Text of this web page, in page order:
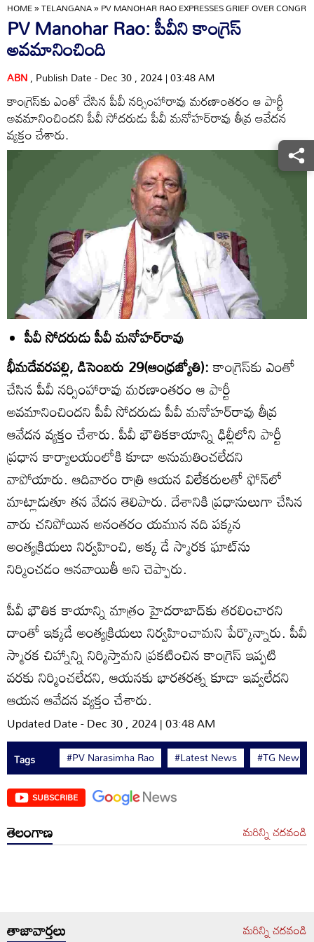
HOME»TELANGANA»PV MANOHAR RAO EXPRESSES GRIEF OVER
PV Manohar Rao: పీవీని కాంగ్రెస్‌
అవమానించింది
ABN, Publish Date - Dec 30 , 2024 | 03:48 AM
కాంగ్రెస్‌కు ఎంతో చేసిన పీవీ నర్సింహారావు మరణాంతరం ఆ పార్టీ
అవమానించిందని పీవీ సోదరుడు పీవీ మనోహర్‌రావు తీవ్ర ఆవేదన
వ్యక్తం చేశారు.
పీవీ సోదరుడు పీవీ మనోహర్‌రావు
భీమదేవరపల్లి, డిసెంబరు 29(ఆంధ్రజ్యోతి):కాంగ్రెస్‌కు ఎంతో
చేసిన పీవీ నర్సింహారావు మరణాంతరం ఆ పార్టీ
అవమానించిందని పీవీ సోదరుడు పీవీ మనోహర్‌రావు తీవ్ర
ఆవేదన వ్యక్తం చేశారు. పీవీ భౌతికకాయాన్ని ఢిల్లీలోని పార్టీ
ప్రధాన కార్యాలయంలోకి కూడా అనుమతించలేదని
వాపోయారు. ఆదివారం రాత్రి ఆయన విలేకరులతో ఫోన్‌లో
మాట్లాడుతూ తన వేదన తెలిపారు. దేశానికి ప్రధానులుగా చేసిన
వారు చనిపోయిన అనంతరం యమున నది పక్కన
అంత్యక్రియలు నిర్వహించి, అక్క డే స్మారక ఘాట్‌ను
నిర్మించడం ఆనవాయితీ అని చెప్పారు.
పీవీ భౌతిక కాయాన్ని మాత్రం హైదరాబాద్‌కు తరలించారని
దాంతో ఇక్కడే అంత్యక్రియలు నిర్వహించామని పేర్కొన్నారు. పీవీ
స్మారక చిహ్నాన్ని నిర్మిస్తామని ప్రకటించిన కాంగ్రెస్‌ ఇప్పటి
వరకు నిర్మించలేదని, ఆయనకు భారతరత్న కూడా ఇవ్వలేదని
ఆయన ఆవేదన వ్యక్తం చేశారు.
Updated Date - Dec 30 , 2024 | 03:48 AM
Tags #PV Narasimha Rao #Latest News #TG News
SUBSCRIBE
తెలంగాణ మరిన్ని చదవండి
తాజావార్తలు మరిన్ని చదవండి